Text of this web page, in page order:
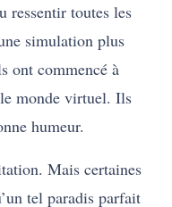
ressentir toutes les
simulation plus
ont commencé à
monde virtuel. Ils
humeur.
Mais certaines
tel paradis parfait